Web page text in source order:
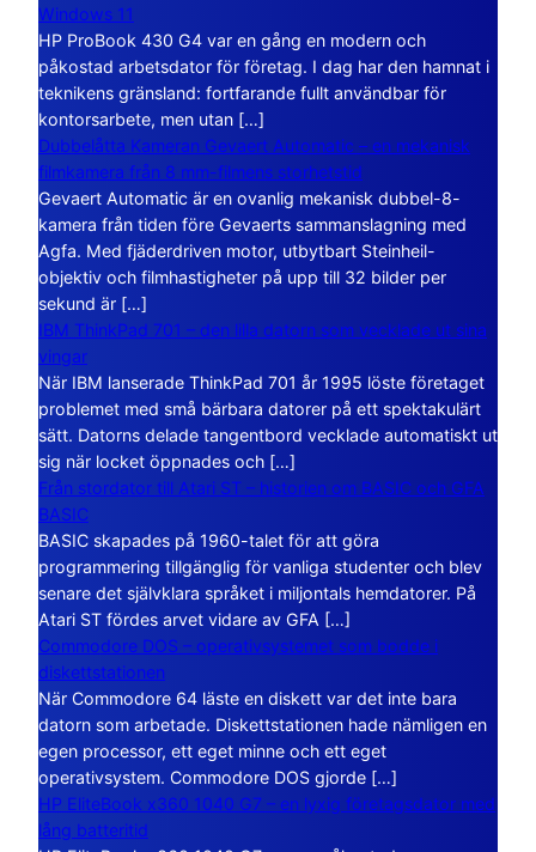
Windows 11
HP ProBook 430 G4 var en gång en modern och
påkostad arbetsdator för företag. I dag har den hamnat i
teknikens gränsland: fortfarande fullt användbar för
kontorsarbete, men utan […]
Dubbelåtta Kameran Gevaert Automatic – en mekanisk
filmkamera från 8 mm-filmens storhetstid
Gevaert Automatic är en ovanlig mekanisk dubbel-8-
kamera från tiden före Gevaerts sammanslagning med
Agfa. Med fjäderdriven motor, utbytbart Steinheil-
objektiv och filmhastigheter på upp till 32 bilder per
sekund är […]
IBM ThinkPad 701 – den lilla datorn som vecklade ut sina
vingar
När IBM lanserade ThinkPad 701 år 1995 löste företaget
problemet med små bärbara datorer på ett spektakulärt
sätt. Datorns delade tangentbord vecklade automatiskt ut
sig när locket öppnades och […]
Från stordator till Atari ST – historien om BASIC och GFA
BASIC
BASIC skapades på 1960-talet för att göra
programmering tillgänglig för vanliga studenter och blev
senare det självklara språket i miljontals hemdatorer. På
Atari ST fördes arvet vidare av GFA […]
Commodore DOS – operativsystemet som bodde i
diskettstationen
När Commodore 64 läste en diskett var det inte bara
datorn som arbetade. Diskettstationen hade nämligen en
egen processor, ett eget minne och ett eget
operativsystem. Commodore DOS gjorde […]
HP EliteBook x360 1040 G7 – en lyxig företagsdator med
lång batteritid